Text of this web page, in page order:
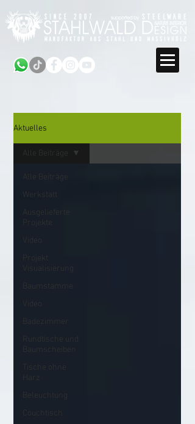
Aktuelles
Alle Beiträge
Werkstatt
Ausgelieferte
Projekte
Video
Visualisierung
Baumstämme
Video
Badezimmer
Rundtische und
Baumscheiben
Harz
Beleuchtung
Alle Beiträge